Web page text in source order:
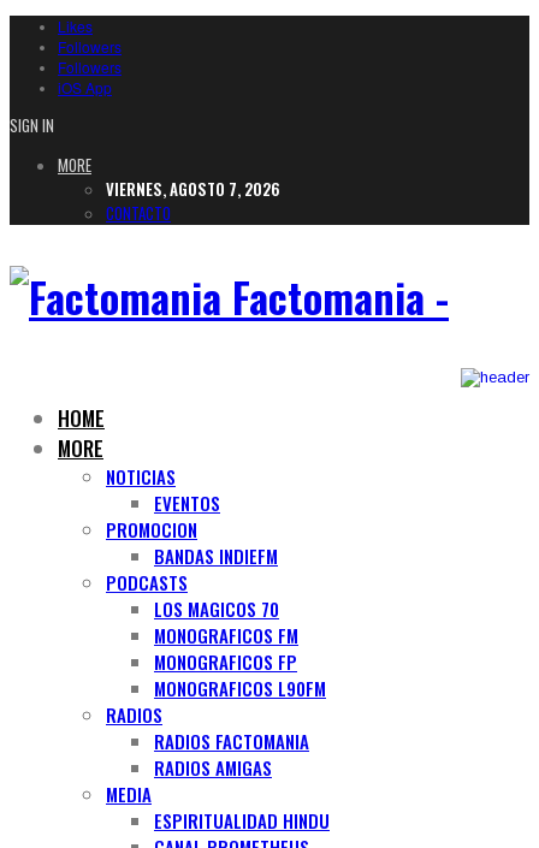
Likes
Followers
Followers
iOS App
SIGN IN
MORE
VIERNES, AGOSTO 7, 2026
CONTACTO
Factomania -
HOME
MORE
NOTICIAS
EVENTOS
PROMOCION
BANDAS INDIEFM
PODCASTS
LOS MAGICOS 70
MONOGRAFICOS FM
MONOGRAFICOS FP
MONOGRAFICOS L90FM
RADIOS
RADIOS FACTOMANIA
RADIOS AMIGAS
MEDIA
ESPIRITUALIDAD HINDU